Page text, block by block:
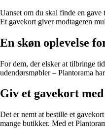
Uanset om du skal finde en
Et gavekort giver modtageren
En skøn oplevelse
For dem, der elsker at tilbringe
udendørsmøbler – Plantorama
Giv et gavekort
Det er nemt at bestille et
mange butikker. Med et